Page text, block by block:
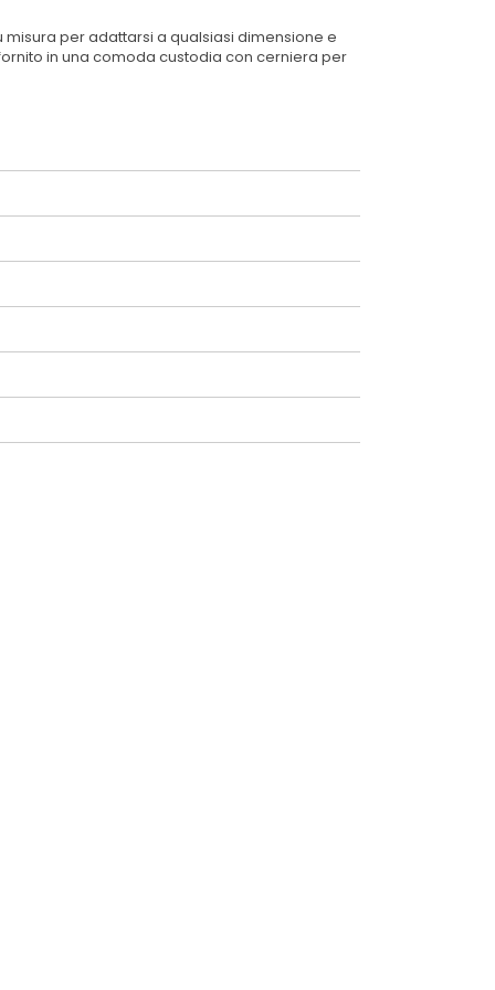
misura per adattarsi a qualsiasi dimensione e
in una comoda custodia con cerniera per